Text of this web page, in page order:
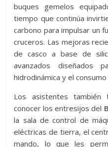
buques gemelos
tiempo que continúa
carbono para impulsar un
cruceros. Las mejoras
de casco a base de
avanzados diseñados
hidrodinámica y el
Los asistentes también
conocer los entresijos del
la sala de control de
eléctricas de tierra, el
mando, lo que les